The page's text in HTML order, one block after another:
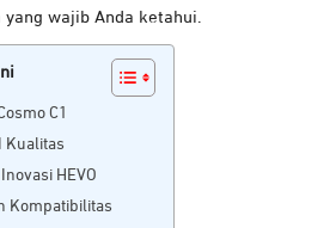
wajib Anda ketahui.
C1
Kualitas
HEVO
Kompatibilitas